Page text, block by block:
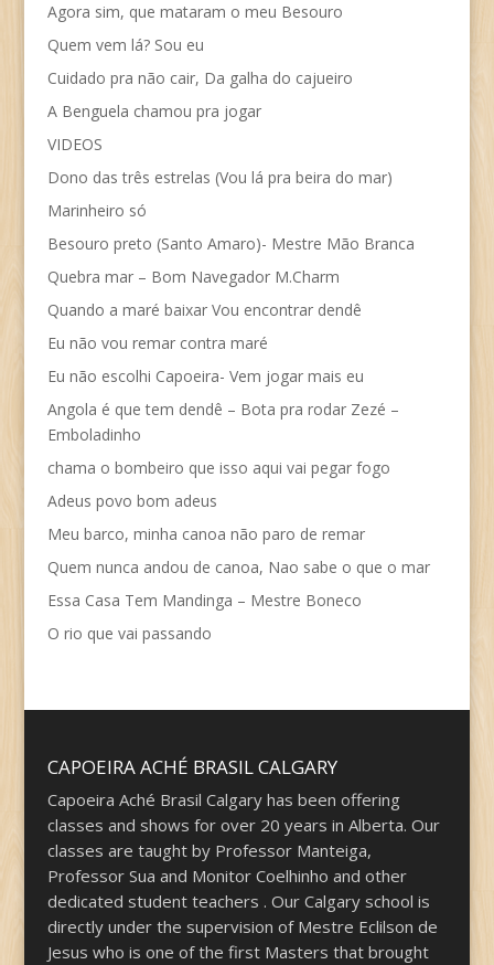
Agora sim, que mataram o meu Besouro
Quem vem lá? Sou eu
Cuidado pra não cair, Da galha do cajueiro
A Benguela chamou pra jogar
VIDEOS
Dono das três estrelas (Vou lá pra beira do mar)
Marinheiro só
Besouro preto (Santo Amaro)- Mestre Mão Branca
Quebra mar – Bom Navegador M.Charm
Quando a maré baixar Vou encontrar dendê
Eu não vou remar contra maré
Eu não escolhi Capoeira- Vem jogar mais eu
Angola é que tem dendê – Bota pra rodar Zezé –
Emboladinho
chama o bombeiro que isso aqui vai pegar fogo
Adeus povo bom adeus
Meu barco, minha canoa não paro de remar
Quem nunca andou de canoa, Nao sabe o que o mar
Essa Casa Tem Mandinga – Mestre Boneco
O rio que vai passando
CAPOEIRA ACHÉ BRASIL CALGARY
Capoeira Aché Brasil Calgary has been offering
classes and shows for over 20 years in Alberta. Our
classes are taught by Professor Manteiga,
Professor Sua and Monitor Coelhinho and other
dedicated student teachers . Our Calgary school is
directly under the supervision of Mestre Eclilson de
Jesus who is one of the first Masters that brought